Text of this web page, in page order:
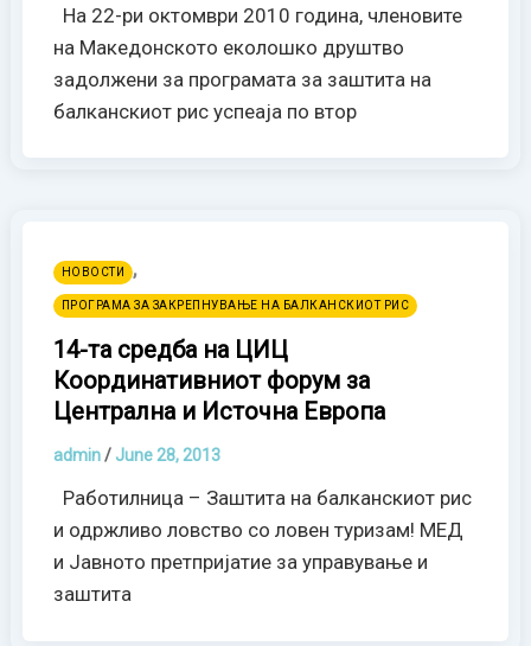
На 22-ри октомври 2010 година, членовите
на Македонското еколошко друштво
задолжени за програмата за заштита на
балканскиот рис успеaja по втор
НОВОСТИ ,
ПРОГРАМА ЗА ЗАКРЕПНУВАЊЕ НА БАЛКАНСКИОТ РИС
14-та средба на ЦИЦ
Координативниот форум за
Централна и Источна Европа
admin/ June 28, 2013
Работилница – Заштита на балканскиот рис
и одржливо ловство со ловен туризам! МЕД
и Јавното претпријатие за управување и
заштита